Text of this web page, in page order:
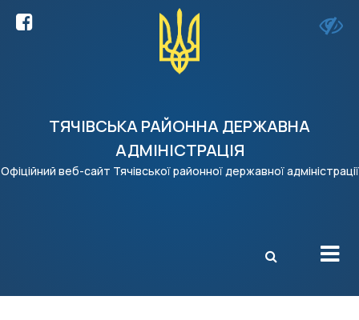
ТЯЧІВСЬКА РАЙОННА ДЕРЖАВНА
АДМІНІСТРАЦІЯ
Офіційний веб-сайт Тячівської районної державної адміністрації